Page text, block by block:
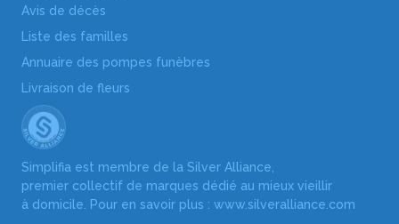
Avis de décès
Liste des familles
Annuaire des pompes funèbres
Livraison de fleurs
Simplifia est membre de la Silver Alliance,
premier collectif de marques dédié au mieux vieillir
à domicile. Pour en savoir plus : www.silveralliance.com